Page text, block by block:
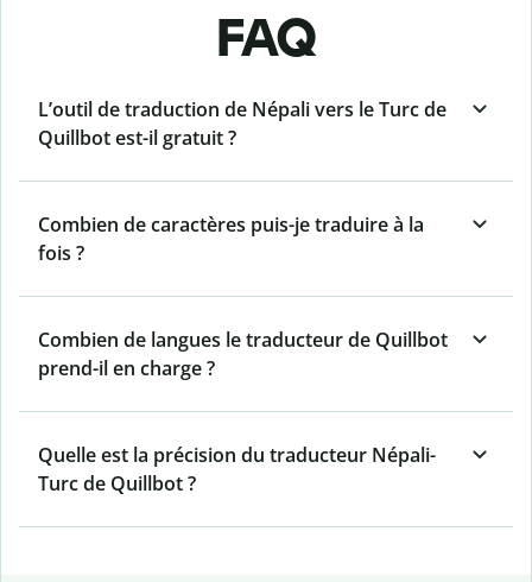
FAQ
L’outil de traduction de Népali vers le Turc de
Quillbot est-il gratuit ?
Combien de caractères puis-je traduire à la
fois ?
Combien de langues le traducteur de Quillbot
prend-il en charge ?
Quelle est la précision du traducteur Népali-
Turc de Quillbot ?